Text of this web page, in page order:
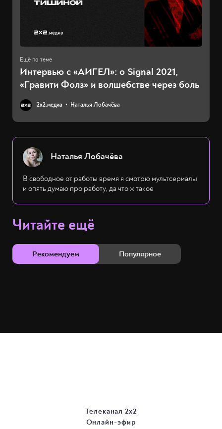
Интервью с «АИГЕЛ»: о Signal 2021,
«Гравити Фолз» и волшебстве через боль
2х2.медиа Наталья Лобачёва
Наталья Лобачёва
В свободное от работы время я смотрю мультсериалы
и опять думаю про работу, да что ж такое
Читайте ещё
Рекомендуем Популярное
Телеканал 2х2
Онлайн-эфир